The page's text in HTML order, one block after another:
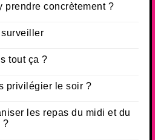
prendre concrètement ?
surveiller
tout ça ?
privilégier le soir ?
les repas du midi et du
?